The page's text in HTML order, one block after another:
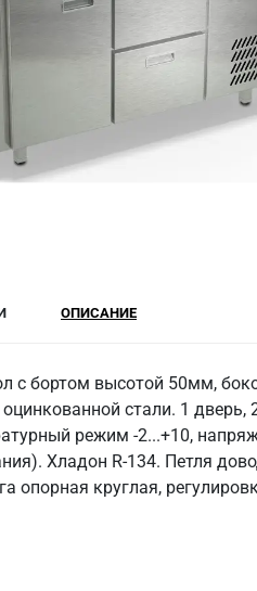
ОПИСАНИЕ
с бортом высотой 50мм,
стали. 1
режим -2...+10,
Хладон R-134. Петля
опорная круглая,